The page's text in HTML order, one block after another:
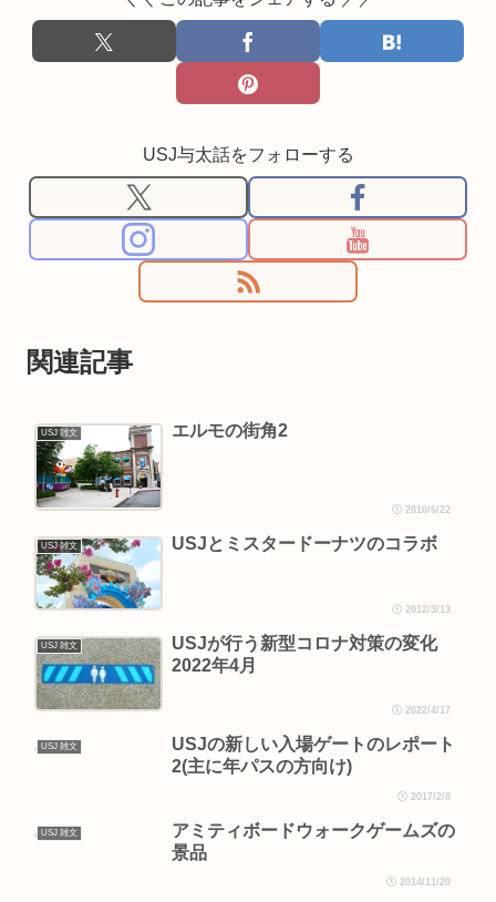
USJ与太話をフォローする
関連記事
USJ 雑文 エルモの街角2
2010/6/22
USJ 雑文 USJとミスタードーナツのコラボ
2012/3/13
USJ 雑文
USJが行う新型コロナ対策の変化
2022年4月
2022/4/17
USJ 雑文
USJの新しい入場ゲートのレポート
2(主に年パスの方向け)
2017/2/8
USJ 雑文
アミティボードウォークゲームズの
景品
2014/11/20